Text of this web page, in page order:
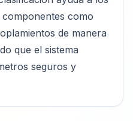
como
de manera
que el sistema
seguros y